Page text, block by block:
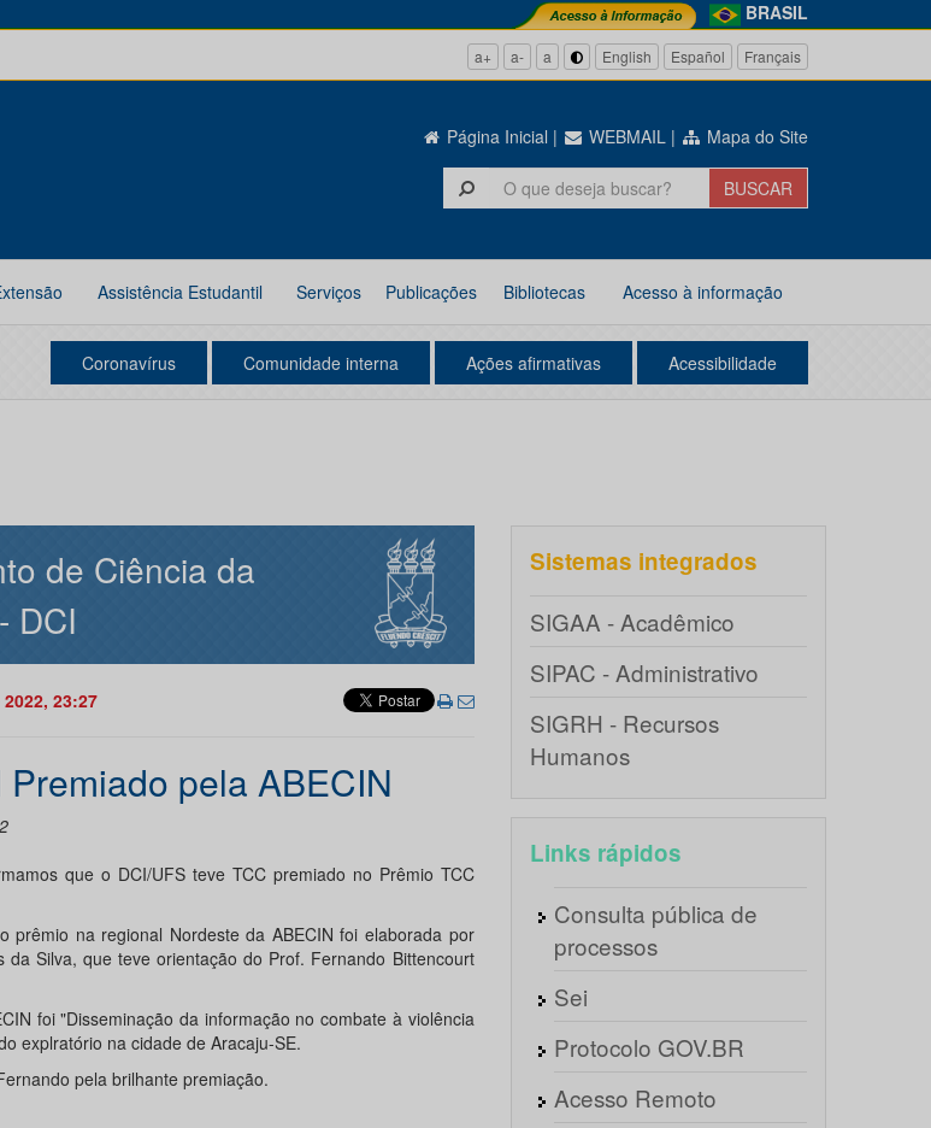
BRASIL
a+ a- a English Español Français
Página Inicial | WEBMAIL | Mapa do Site
Assistência Estudantil Serviços Publicações Bibliotecas Acesso à informação
Coronavírus Comunidade interna Ações afirmativas Acessibilidade
de Ciência da
DCI
23:27
pela ABECIN
que o DCI/UFS teve TCC premiado no Prêmio TCC
prêmio na regional Nordeste da ABECIN foi elaborada por
da Silva, que teve orientação do Prof. Fernando Bittencourt
foi "Disseminação da informação no combate à violência
explratório na cidade de Aracaju-SE.
pela brilhante premiação.
Sistemas integrados
SIGAA - Acadêmico
SIPAC - Administrativo
SIGRH - Recursos
Humanos
Links rápidos
Consulta pública de
processos
Sei
Protocolo GOV.BR
Acesso Remoto